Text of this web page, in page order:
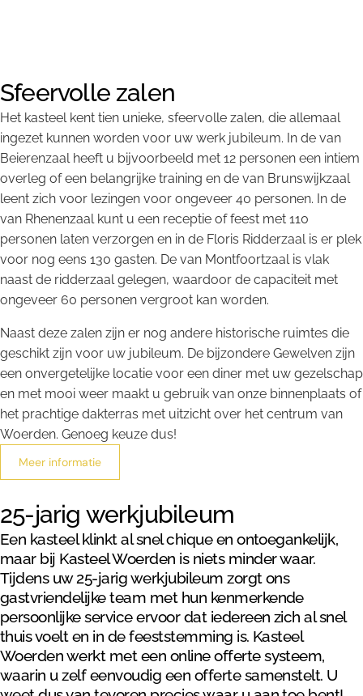
Sfeervolle zalen
Het kasteel kent tien unieke, sfeervolle zalen, die allemaal
ingezet kunnen worden voor uw werk jubileum. In de van
Beierenzaal heeft u bijvoorbeeld met 12 personen een intiem
overleg of een belangrijke training en de van Brunswijkzaal
leent zich voor lezingen voor ongeveer 40 personen. In de
van Rhenenzaal kunt u een receptie of feest met 110
personen laten verzorgen en in de Floris Ridderzaal is er plek
voor nog eens 130 gasten. De van Montfoortzaal is vlak
naast de ridderzaal gelegen, waardoor de capaciteit met
ongeveer 60 personen vergroot kan worden.
Naast deze zalen zijn er nog andere historische ruimtes die
geschikt zijn voor uw jubileum. De bijzondere Gewelven zijn
een onvergetelijke locatie voor een diner met uw gezelschap
en met mooi weer maakt u gebruik van onze binnenplaats of
het prachtige dakterras met uitzicht over het centrum van
Woerden. Genoeg keuze dus!
Meer informatie
25-jarig werkjubileum
Een kasteel klinkt al snel chique en ontoegankelijk,
maar bij Kasteel Woerden is niets minder waar.
Tijdens uw 25-jarig werkjubileum zorgt ons
gastvriendelijke team met hun kenmerkende
persoonlijke service ervoor dat iedereen zich al snel
thuis voelt en in de feeststemming is. Kasteel
Woerden werkt met een online offerte systeem,
waarin u zelf eenvoudig een offerte samenstelt. U